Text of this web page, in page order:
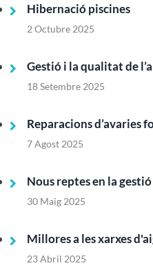
Hibernació piscines
2 Octubre 2025
Gestió i la qualitat de
18 Setembre 2025
Reparacions d’avaries
7 Agost 2025
Nous reptes en la
30 Maig 2025
Millores a les xarxes
23 Abril 2025